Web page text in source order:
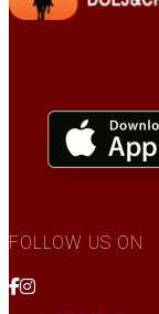
FOLLOW US ON